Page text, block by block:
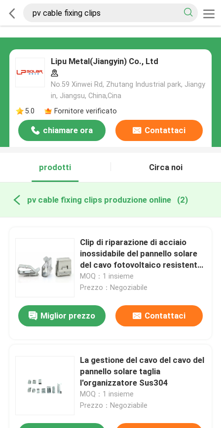
Lipu Metal(Jiangyin) Co., Ltd
No.59 Xinwei Rd, Zhutang Industrial park, Jiangy
in, Jiangsu, China,Cina
5.0
Fornitore verificato
chiamare ora Contattaci
prodotti Circa noi
pv cable fixing clips produzione online (2)
Clip di riparazione di acciaio
inossidabile del pannello solare
del cavo fotovoltaico resistente
alla corrosione del sistema PV
MOQ：1 insieme
Prezzo：Negoziabile
Miglior prezzo Contattaci
La gestione del cavo del cavo del
pannello solare taglia
l'organizzatore Sus304
MOQ：1 insieme
Prezzo：Negoziabile